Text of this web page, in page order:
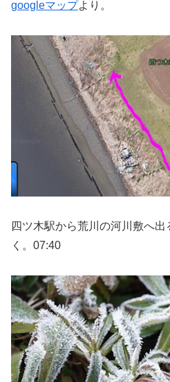
googleマップより。
四ツ木駅から荒川の河川敷へ
く。07:40